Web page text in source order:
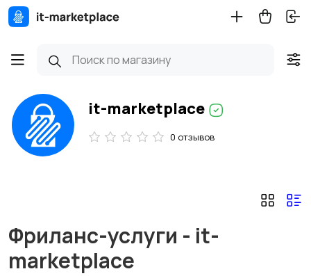
it-marketplace
0 отзывов
Фриланс-услуги - it-
marketplace